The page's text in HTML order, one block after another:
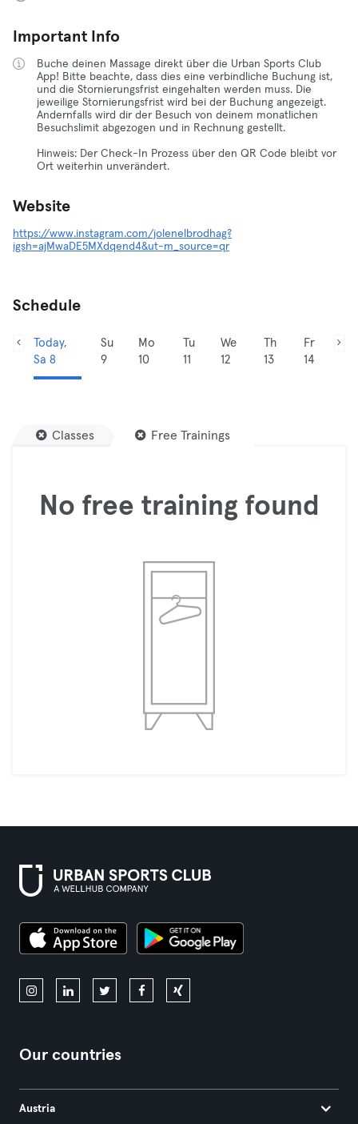
Important Info
Buche deinen Massage direkt über die Urban Sports Club
App! Bitte beachte, dass dies eine verbindliche Buchung ist,
und die Stornierungsfrist eingehalten werden muss. Die
jeweilige Stornierungsfrist wird bei der Buchung angezeigt.
Andernfalls wird dir der Besuch von deinem monatlichen
Besuchslimit abgezogen und in Rechnung gestellt.
Hinweis: Der Check-In Prozess über den QR Code bleibt vor
Ort weiterhin unverändert.
Website
https://www.instagram.com/jolenelbrodhag?
igsh=ajMwaDE5MXdqend4&ut-m_source=qr
Schedule
Today,
Sa 8
Su
9
Mo
10
Tu
11
We
12
Th
13
Fr
14
Classes Free Trainings
No free training found
Our countries
Austria